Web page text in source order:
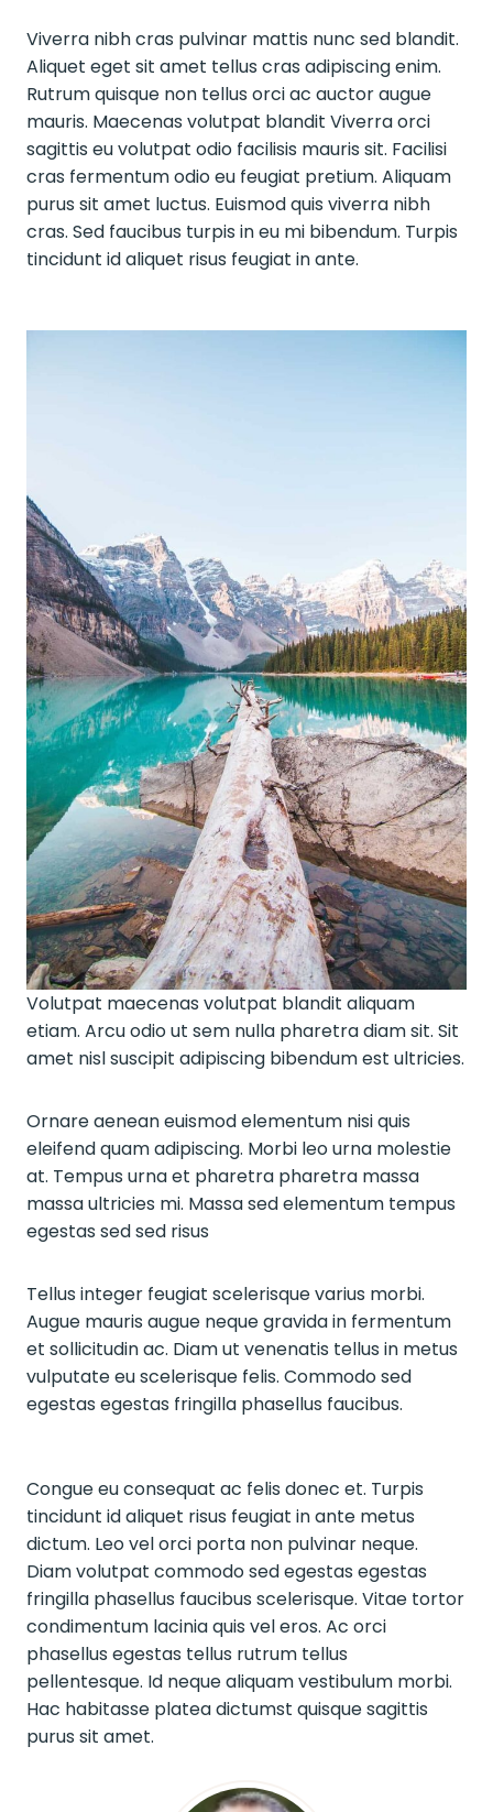
Viverra nibh cras pulvinar mattis nunc sed blandit.
Aliquet eget sit amet tellus cras adipiscing enim.
Rutrum quisque non tellus orci ac auctor augue
mauris. Maecenas volutpat blandit Viverra orci
sagittis eu volutpat odio facilisis mauris sit. Facilisi
cras fermentum odio eu feugiat pretium. Aliquam
purus sit amet luctus. Euismod quis viverra nibh
cras. Sed faucibus turpis in eu mi bibendum. Turpis
tincidunt id aliquet risus feugiat in ante.
Volutpat maecenas volutpat blandit aliquam
etiam. Arcu odio ut sem nulla pharetra diam sit. Sit
amet nisl suscipit adipiscing bibendum est ultricies.
Ornare aenean euismod elementum nisi quis
eleifend quam adipiscing. Morbi leo urna molestie
at. Tempus urna et pharetra pharetra massa
massa ultricies mi. Massa sed elementum tempus
egestas sed sed risus
Tellus integer feugiat scelerisque varius morbi.
Augue mauris augue neque gravida in fermentum
et sollicitudin ac. Diam ut venenatis tellus in metus
vulputate eu scelerisque felis. Commodo sed
egestas egestas fringilla phasellus faucibus.
Congue eu consequat ac felis donec et. Turpis
tincidunt id aliquet risus feugiat in ante metus
dictum. Leo vel orci porta non pulvinar neque.
Diam volutpat commodo sed egestas egestas
fringilla phasellus faucibus scelerisque. Vitae tortor
condimentum lacinia quis vel eros. Ac orci
phasellus egestas tellus rutrum tellus
pellentesque. Id neque aliquam vestibulum morbi.
Hac habitasse platea dictumst quisque sagittis
purus sit amet.